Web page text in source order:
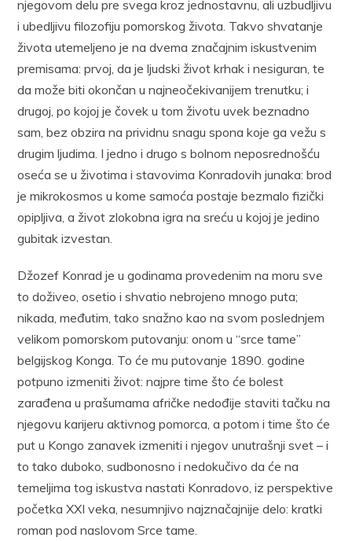
njegovom delu pre svega kroz jednostavnu, ali uzbudljivu
i ubedljivu filozofiju pomorskog života. Takvo shvatanje
života utemeljeno je na dvema značajnim iskustvenim
premisama: prvoj, da je ljudski život krhak i nesiguran, te
da može biti okončan u najneočekivanijem trenutku; i
drugoj, po kojoj je čovek u tom životu uvek beznadno
sam, bez obzira na prividnu snagu spona koje ga vežu s
drugim ljudima. I jedno i drugo s bolnom neposrednošću
oseća se u životima i stavovima Konradovih junaka: brod
je mikrokosmos u kome samoća postaje bezmalo fizički
opipljiva, a život zlokobna igra na sreću u kojoj je jedino
gubitak izvestan.
Džozef Konrad je u godinama provedenim na moru sve
to doživeo, osetio i shvatio nebrojeno mnogo puta;
nikada, međutim, tako snažno kao na svom poslednjem
velikom pomorskom putovanju: onom u “srce tame”
belgijskog Konga. To će mu putovanje 1890. godine
potpuno izmeniti život: najpre time što će bolest
zarađena u prašumama afričke nedođije staviti tačku na
njegovu karijeru aktivnog pomorca, a potom i time što će
put u Kongo zanavek izmeniti i njegov unutrašnji svet – i
to tako duboko, sudbonosno i nedokučivo da će na
temeljima tog iskustva nastati Konradovo, iz perspektive
početka XXI veka, nesumnjivo najznačajnije delo: kratki
roman pod naslovom Srce tame.